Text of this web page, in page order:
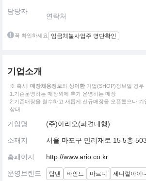
담당자
연락처
꼭 확인하세요 임금체불사업주 명단확인
기업소개
※ 혹시! 매장채용정보와 상이한 기업(SHOP)정보일 경우
1.기존운영하는 매장외에 추가 운영하는 매장
2.기존매장을 철수하고 새롭게 신규매장을 오픈했으나 기
상태
기업명 (주)아리오(파견대행)
소재지 서울 마포구 만리재로 15 5층
홈페이지 http://www.ario.co.kr
운영브랜드 탑텐 바인드 마르디 제너럴아이